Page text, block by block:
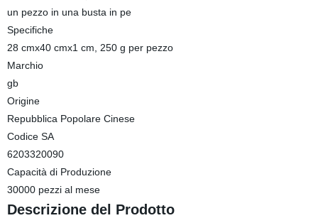
un pezzo in una busta in pe
Specifiche
28 cmx40 cmx1 cm, 250 g per pezzo
Marchio
gb
Origine
Repubblica Popolare Cinese
Codice SA
6203320090
Capacità di Produzione
30000 pezzi al mese
Descrizione del Prodotto